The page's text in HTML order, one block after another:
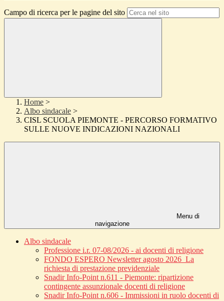
Campo di ricerca per le pagine del sito
Home >
Albo sindacale >
CISL SCUOLA PIEMONTE - PERCORSO FORMATIVO
SULLE NUOVE INDICAZIONI NAZIONALI
Menu di
navigazione
Albo sindacale
Professione i.r. 07-08/2026 - ai docenti di religione
FONDO ESPERO Newsletter agosto 2026_La
richiesta di prestazione previdenziale
Snadir Info-Point n.611 - Piemonte: ripartizione
contingente assunzionale docenti di religione
Snadir Info-Point n.606 - Immissioni in ruolo docenti di